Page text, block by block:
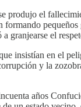
produjo el
granjearse el
insistían en el
y la
años